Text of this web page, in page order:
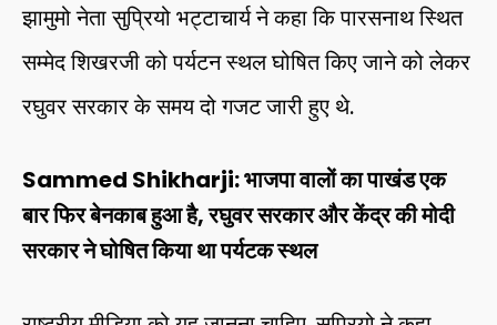
झामुमो नेता सुप्रियो भट्टाचार्य ने कहा कि पारसनाथ स्थित
सम्मेद शिखरजी को पर्यटन स्थल घोषित किए जाने को लेकर
रघुवर सरकार के समय दो गजट जारी हुए थे.
Sammed Shikharji: भाजपा वालों का पाखंड एक
बार फिर बेनकाब हुआ है, रघुवर सरकार और केंद्र की मोदी
सरकार ने घोषित किया था पर्यटक स्थल